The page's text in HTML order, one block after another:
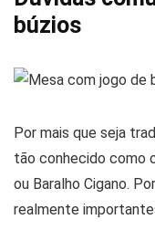
búzios
Por mais que seja
tão conhecido como
ou Baralho Cigano.
realmente